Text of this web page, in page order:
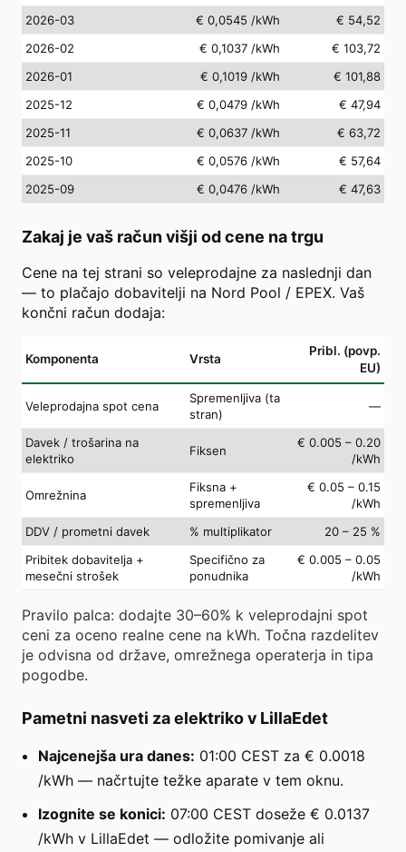
2026-03
€ 0,0545 /kWh
€ 54,52
2026-02
€ 0,1037 /kWh
€ 103,72
2026-01
€ 0,1019 /kWh
€ 101,88
2025-12
€ 0,0479 /kWh
€ 47,94
2025-11
€ 0,0637 /kWh
€ 63,72
2025-10
€ 0,0576 /kWh
€ 57,64
2025-09
€ 0,0476 /kWh € 47,63
Zakaj je vaš račun višji od cene na trgu
Cene na tej strani so veleprodajne za naslednji dan
— to plačajo dobavitelji na Nord Pool / EPEX. Vaš
končni račun dodaja:
Komponenta Vrsta
Pribl. (povp.
EU)
Veleprodajna spot cena
Spremenljiva (ta
stran)
—
Davek / trošarina na
elektriko
Fiksen
€ 0.005 – 0.20
/kWh
Omrežnina
Fiksna +
spremenljiva
€ 0.05 – 0.15
/kWh
DDV / prometni davek
% multiplikator
20 – 25 %
Pribitek dobavitelja +
mesečni strošek
Specifično za
ponudnika
€ 0.005 – 0.05
/kWh
Pravilo palca: dodajte 30–60% k veleprodajni spot
ceni za oceno realne cene na kWh. Točna razdelitev
je odvisna od države, omrežnega operaterja in tipa
pogodbe.
Pametni nasveti za elektriko v LillaEdet
Najcenejša ura danes: 01:00 CEST za € 0.0018
/kWh — načrtujte težke aparate v tem oknu.
Izognite se konici: 07:00 CEST doseže € 0.0137
/kWh v LillaEdet — odložite pomivanje ali